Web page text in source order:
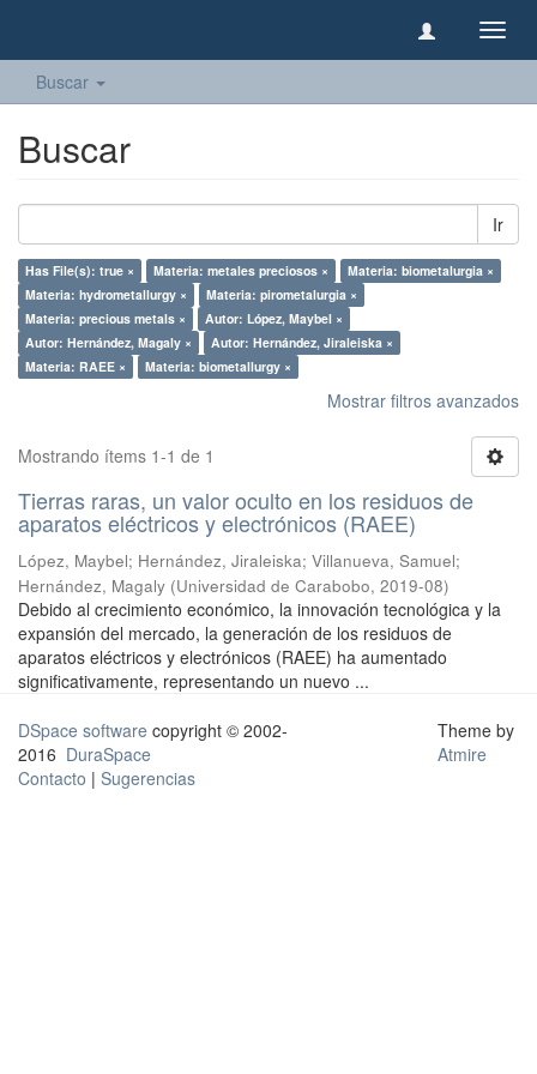
Buscar
Buscar
Ir
Has File(s): true × Materia: metales preciosos ×
Materia: biometalurgia ×
Materia: hydrometallurgy ×
Materia: pirometalurgia ×
Materia: precious metals ×
Autor: López, Maybel ×
Autor: Hernández, Magaly ×
Autor: Hernández, Jiraleiska ×
Materia: RAEE ×
Materia: biometallurgy ×
Mostrar filtros avanzados
Mostrando ítems 1-1 de 1
Tierras raras, un valor oculto en los residuos de
aparatos eléctricos y electrónicos (RAEE)
López, Maybel; Hernández, Jiraleiska; Villanueva, Samuel;
Hernández, Magaly (Universidad de Carabobo, 2019-08)
Debido al crecimiento económico, la innovación tecnológica y la
expansión del mercado, la generación de los residuos de
aparatos eléctricos y electrónicos (RAEE) ha aumentado
significativamente, representando un nuevo ...
DSpace software copyright © 2002-
2016 DuraSpace
Contacto | Sugerencias
Theme by
Atmire